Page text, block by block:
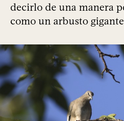
decirlo de una manera
como un arbusto